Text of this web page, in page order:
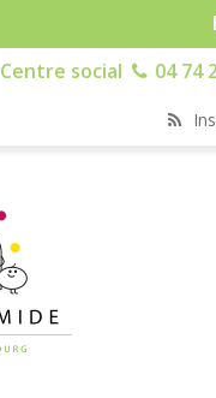
Centre social
04 74